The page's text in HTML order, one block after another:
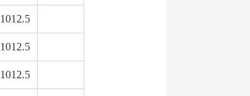
1012.5
1012.5
1012.5